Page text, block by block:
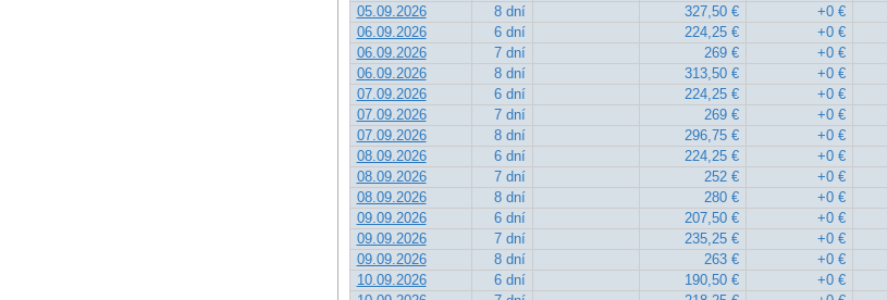
05.09.2026
8 dní 327,50 €
+0 €
06.09.2026
6 dní 224,25 €
+0 €
06.09.2026
7 dní 269 €
+0 €
06.09.2026
8 dní 313,50 €
+0 €
07.09.2026
6 dní 224,25 €
+0 €
07.09.2026
7 dní 269 €
+0 €
07.09.2026
8 dní 296,75 €
+0 €
08.09.2026
6 dní 224,25 €
+0 €
08.09.2026
7 dní 252 €
+0 €
08.09.2026
8 dní 280 €
+0 €
09.09.2026
6 dní 207,50 €
+0 €
09.09.2026
7 dní 235,25 €
+0 €
09.09.2026
8 dní 263 €
+0 €
10.09.2026
6 dní 190,50 €
+0 €